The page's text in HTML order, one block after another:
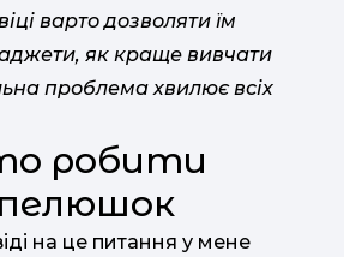
варто дозволяти їм
як краще вивчати
проблема хвилює всіх
робити
пелюшок
на це питання у мене